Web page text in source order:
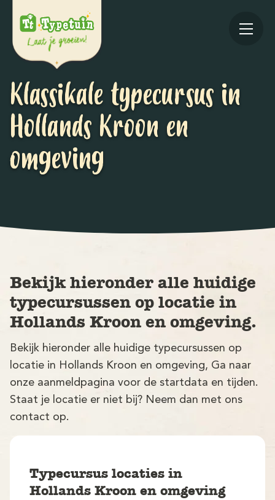
Klassikale typecursus in
Hollands Kroon en
omgeving
Bekijk hieronder alle huidige
typecursussen op locatie in
Hollands Kroon en omgeving.
Bekijk hieronder alle huidige typecursussen op
locatie in Hollands Kroon en omgeving, Ga naar
onze aanmeldpagina voor de startdata en tijden.
Staat je locatie er niet bij? Neem dan met ons
contact op.
Typecursus locaties in
Hollands Kroon en omgeving